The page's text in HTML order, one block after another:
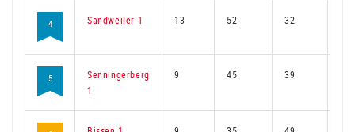
4 Sandweiler 1 13 52 32
5
Senningerberg
1
9 45 39